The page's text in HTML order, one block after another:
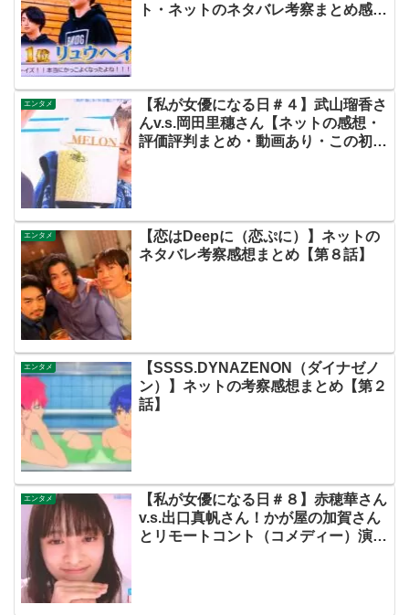
ト・ネットのネタバレ考察まとめ感
エンタメ
【私が女優になる日＃４】武山瑠香さ
んv.s.岡田里穗さん【ネットの感想・
評価評判まとめ・動画あり・この初恋
エンタメ
【恋はDeepに（恋ぷに）】ネットの
ネタバレ考察感想まとめ【第８話】
エンタメ
【SSSS.DYNAZENON（ダイナゼノ
ン）】ネットの考察感想まとめ【第２
話】
エンタメ
【私が女優になる日＃８】赤穂華さん
v.s.出口真帆さん！かが屋の加賀さん
とリモートコント（コメディー）演技